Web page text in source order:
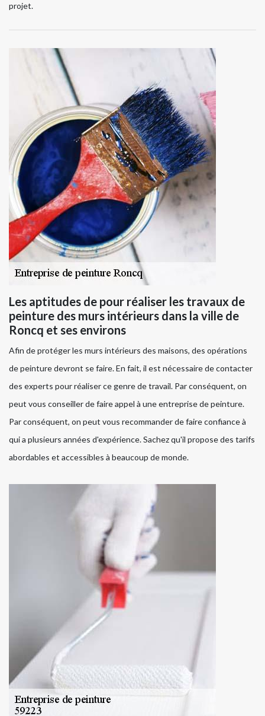
projet.
Les aptitudes de pour réaliser les travaux de
peinture des murs intérieurs dans la ville de
Roncq et ses environs
Afin de protéger les murs intérieurs des maisons, des opérations
de peinture devront se faire. En fait, il est nécessaire de contacter
des experts pour réaliser ce genre de travail. Par conséquent, on
peut vous conseiller de faire appel à une entreprise de peinture.
Par conséquent, on peut vous recommander de faire confiance à
qui a plusieurs années d'expérience. Sachez qu'il propose des tarifs
abordables et accessibles à beaucoup de monde.